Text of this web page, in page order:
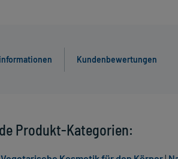
Kundenbewertungen
Produkt-Kategorien: